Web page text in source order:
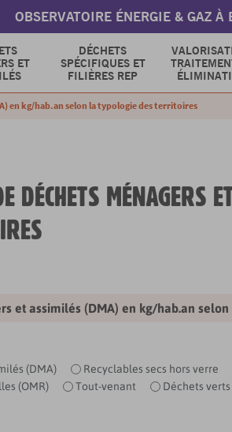
OBSERVATOIRE ÉNERGIE & GAZ À
ET
DÉCHETS
SPÉCIFIQUES ET
FILIÈRES REP
en kg/hab.an selon la typologie des territoires
DÉCHETS MÉNAGERS
et assimilés (DMA) en kg/hab.an
(DMA) Recyclables secs hors verre
(OMR) Tout-venant Déchets verts